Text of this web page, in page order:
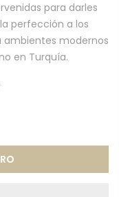
para darles
perfección a los
ambientes modernos
en Turquía.